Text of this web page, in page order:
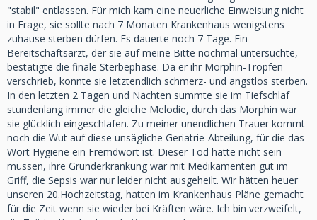
"stabil" entlassen. Für mich kam eine neuerliche Einweisung nicht
in Frage, sie sollte nach 7 Monaten Krankenhaus wenigstens
zuhause sterben dürfen. Es dauerte noch 7 Tage. Ein
Bereitschaftsarzt, der sie auf meine Bitte nochmal untersuchte,
bestätigte die finale Sterbephase. Da er ihr Morphin-Tropfen
verschrieb, konnte sie letztendlich schmerz- und angstlos sterben.
In den letzten 2 Tagen und Nächten summte sie im Tiefschlaf
stundenlang immer die gleiche Melodie, durch das Morphin war
sie glücklich eingeschlafen. Zu meiner unendlichen Trauer kommt
noch die Wut auf diese unsägliche Geriatrie-Abteilung, für die das
Wort Hygiene ein Fremdwort ist. Dieser Tod hätte nicht sein
müssen, ihre Grunderkrankung war mit Medikamenten gut im
Griff, die Sepsis war nur leider nicht ausgeheilt. Wir hätten heuer
unseren 20.Hochzeitstag, hatten im Krankenhaus Pläne gemacht
für die Zeit wenn sie wieder bei Kräften wäre. Ich bin verzweifelt,